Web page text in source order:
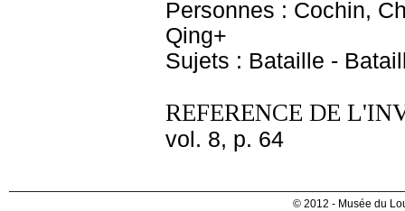
Personnes : Cochin,
Qing+
Sujets : Bataille -
REFERENCE DE
vol. 8, p. 64
© 2012 - Musée du